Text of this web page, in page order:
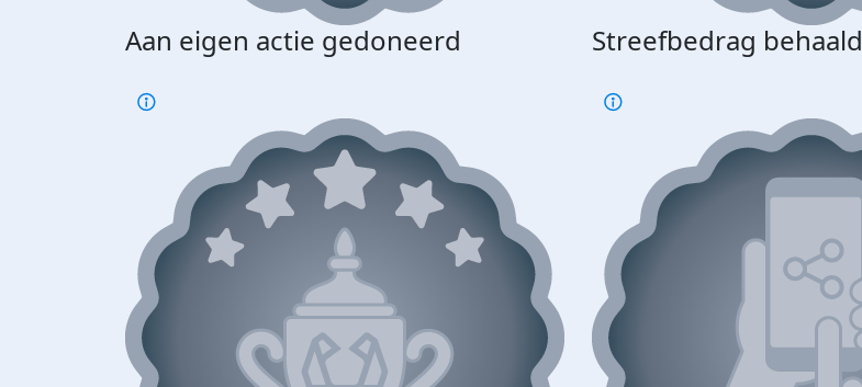
Aan eigen actie gedoneerd Streefbedrag behaald